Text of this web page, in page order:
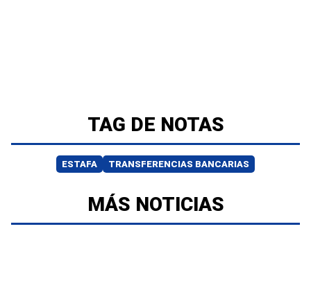
TAG DE NOTAS
ESTAFA TRANSFERENCIAS BANCARIAS
MÁS NOTICIAS